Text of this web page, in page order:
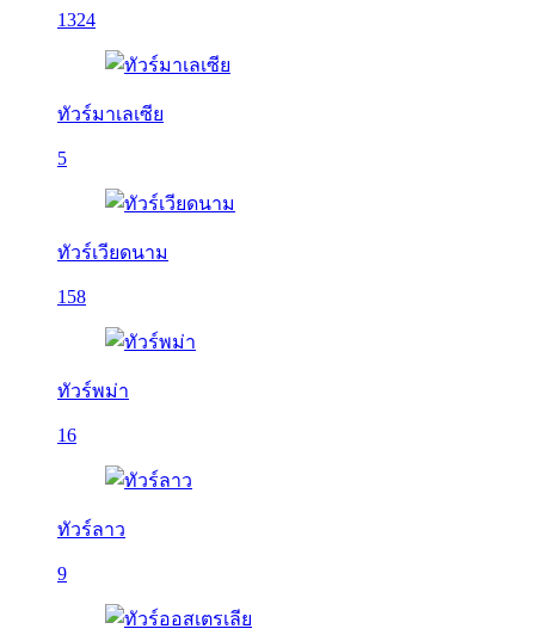
1324
ทัวร์มาเลเซีย
5
ทัวร์เวียดนาม
158
ทัวร์พม่า
16
ทัวร์ลาว
9